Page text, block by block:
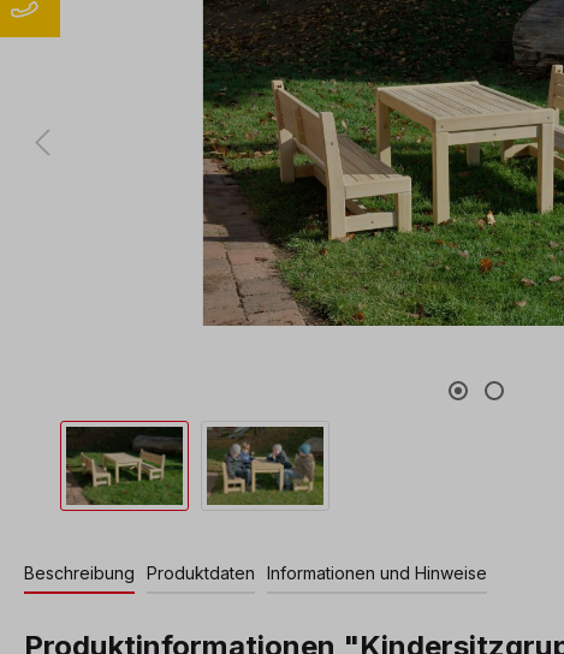
Beschreibung Produktdaten Informationen und Hinweise
Produktinformationen